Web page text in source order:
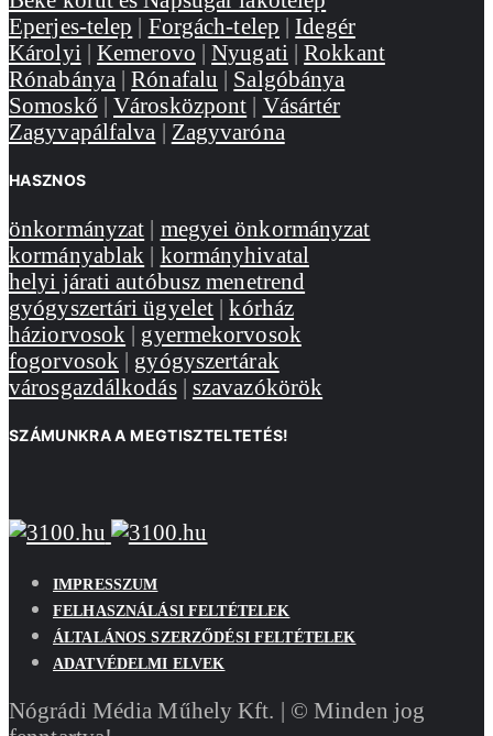
Eperjes-telep | Forgách-telep |Idegér
Károlyi |Kemerovo |Nyugati |Rokkant
Rónabánya |Rónafalu | Salgóbánya
Somoskő |Városközpont | Vásártér
Zagyvapálfalva | Zagyvaróna
HASZNOS
önkormányzat | megyei önkormányzat
kormányablak | kormányhivatal
helyi járati autóbusz menetrend
gyógyszertári ügyelet |kórház
háziorvosok | gyermekorvosok
fogorvosok | gyógyszertárak
városgazdálkodás| szavazókörök
SZÁMUNKRA A MEGTISZTELTETÉS!
IMPRESSZUM
FELHASZNÁLÁSI FELTÉTELEK
ÁLTALÁNOS SZERZŐDÉSI FELTÉTELEK
ADATVÉDELMI ELVEK
Nógrádi Média Műhely Kft. | © Minden jog